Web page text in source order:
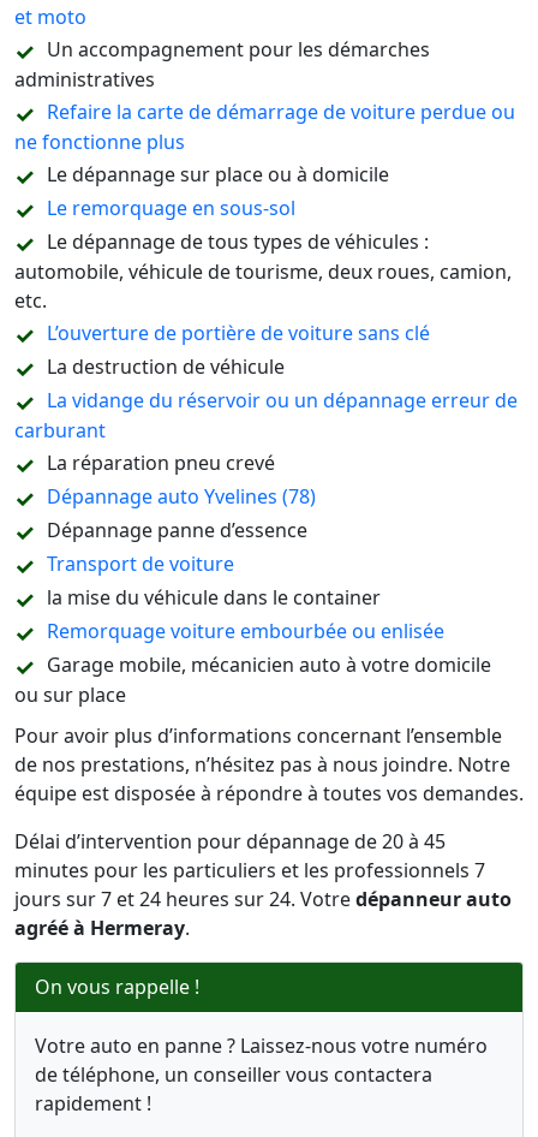
et moto
Un accompagnement pour les démarches
administratives
Refaire la carte de démarrage de voiture perdue ou
ne fonctionne plus
Le dépannage sur place ou à domicile
Le remorquage en sous-sol
Le dépannage de tous types de véhicules :
automobile, véhicule de tourisme, deux roues, camion,
etc.
L’ouverture de portière de voiture sans clé
La destruction de véhicule
La vidange du réservoir ou un dépannage erreur de
carburant
La réparation pneu crevé
Dépannage auto Yvelines (78)
Dépannage panne d’essence
Transport de voiture
la mise du véhicule dans le container
Remorquage voiture embourbée ou enlisée
Garage mobile, mécanicien auto à votre domicile
ou sur place
Pour avoir plus d’informations concernant l’ensemble
de nos prestations, n’hésitez pas à nous joindre. Notre
équipe est disposée à répondre à toutes vos demandes.
Délai d’intervention pour dépannage de 20 à 45
minutes pour les particuliers et les professionnels 7
jours sur 7 et 24 heures sur 24. Votredépanneur auto
agréé à Hermeray.
On vous rappelle !
Votre auto en panne ? Laissez-nous votre numéro
de téléphone, un conseiller vous contactera
rapidement !